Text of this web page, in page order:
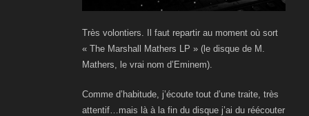
Très volontiers. Il faut repartir au moment où sort
« The Marshall Mathers LP » (le disque de M.
Mathers, le vrai nom d’Eminem).
Comme d’habitude, j’écoute tout d’une traite, très
attentif…mais là à la fin du disque j’ai du réécouter